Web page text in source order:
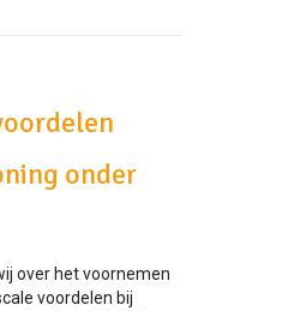
onder
over het voornemen
voordelen bij